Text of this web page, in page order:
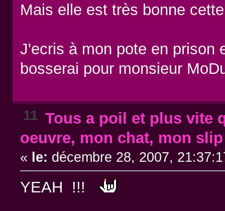
Mais elle est très bonne
J'ecris à mon pote en prison
bosserai pour monsieur
11 Tous a poil et plus vite
oeuvre, mon chat, mon slip
« le: décembre 28, 2007,
YEAH !!!